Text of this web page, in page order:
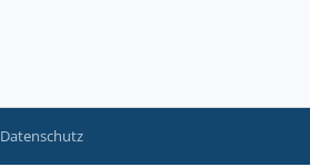
Datenschutz